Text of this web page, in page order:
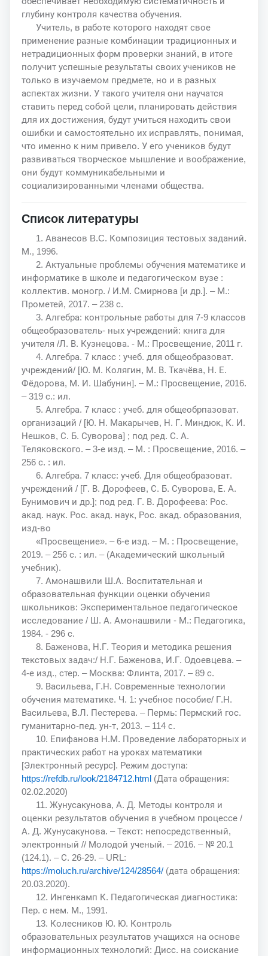
глубину контроля качества обучения.
Учитель, в работе которого находят свое
применение разные комбинации традиционных и
нетрадиционных форм проверки знаний, в итоге
получит успешные результаты своих учеников не
только в изучаемом предмете, но и в разных
аспектах жизни. У такого учителя они научатся
ставить перед собой цели, планировать действия
для их достижения, будут учиться находить свои
ошибки и самостоятельно их исправлять, понимая,
что именно к ним привело. У его учеников будут
развиваться творческое мышление и воображение,
они будут коммуникабельными и
социализированными членами общества.
Список литературы
1. Аванесов B.C. Композиция тестовых заданий.
М., 1996.
2. Актуальные проблемы обучения математике и
информатике в школе и педагогическом вузе :
коллектив. моногр. / И.М. Смирнова [и др.]. – М.:
Прометей, 2017. – 238 с.
3. Алгебра: контрольные работы для 7-9 классов
общеобразователь- ных учреждений: книга для
учителя /Л. В. Кузнецова. - М.: Просвещение, 2011 г.
4. Алгебра. 7 класс : учеб. для общеобразоват.
учреждений/ [Ю. М. Колягин, М. В. Ткачёва, Н. Е.
Фёдорова, М. И. Шабунин]. – М.: Просвещение, 2016.
– 319 с.: ил.
5. Алгебра. 7 класс : учеб. для общеобрпазоват.
организаций / [Ю. Н. Макарычев, Н. Г. Миндюк, К. И.
Нешков, С. Б. Суворова] ; под ред. С. А.
Теляковского. – 3-е изд. – М. : Просвещение, 2016. –
256 с. : ил.
6. Алгебра. 7 класс: учеб. Для общеобразоват.
учреждений / [Г. В. Дорофеев, С. Б. Суворова, Е. А.
Бунимович и др.]; под ред. Г. В. Дорофеева: Рос.
акад. наук. Рос. акад. наук, Рос. акад. образования,
изд-во
«Просвещение». – 6-е изд. – М. : Просвещение,
2019. – 256 с. : ил. – (Академический школьный
учебник).
7. Амонашвили Ш.А. Воспитательная и
образовательная функции оценки обучения
школьников: Экспериментальное педагогическое
исследование / Ш. А. Амонашвили - М.: Педагогика,
1984. - 296 с.
8. Баженова, Н.Г. Теория и методика решения
текстовых задач:/ Н.Г. Баженова, И.Г. Одоевцева. –
4-е изд., стер. – Москва: Флинта, 2017. – 89 с.
9. Васильева, Г.Н. Современные технологии
обучения математике. Ч. 1: учебное пособие/ Г.Н.
Васильева, В.Л. Пестерева. – Пермь: Пермский гос.
гуманитарно-пед. ун-т, 2013. – 114 c.
10. Епифанова Н.М. Проведение лабораторных и
практических работ на уроках математики
[Электронный ресурс]. Режим доступа:
https://refdb.ru/look/2184712.html (Дата обращения:
02.02.2020)
11. Жунусакунова, А. Д. Методы контроля и
оценки результатов обучения в учебном процессе /
А. Д. Жунусакунова. – Текст: непосредственный,
электронный // Молодой ученый. – 2016. – № 20.1
(124.1). – С. 26-29. – URL:
https://moluch.ru/archive/124/28564/ (дата обращения:
20.03.2020).
12. Ингенкамп К. Педагогическая диагностика:
Пер. с нем. М., 1991.
13. Колесников Ю. Ю. Контроль
образовательных результатов учащихся на основе
информационных технологий: Дисс. на соискание